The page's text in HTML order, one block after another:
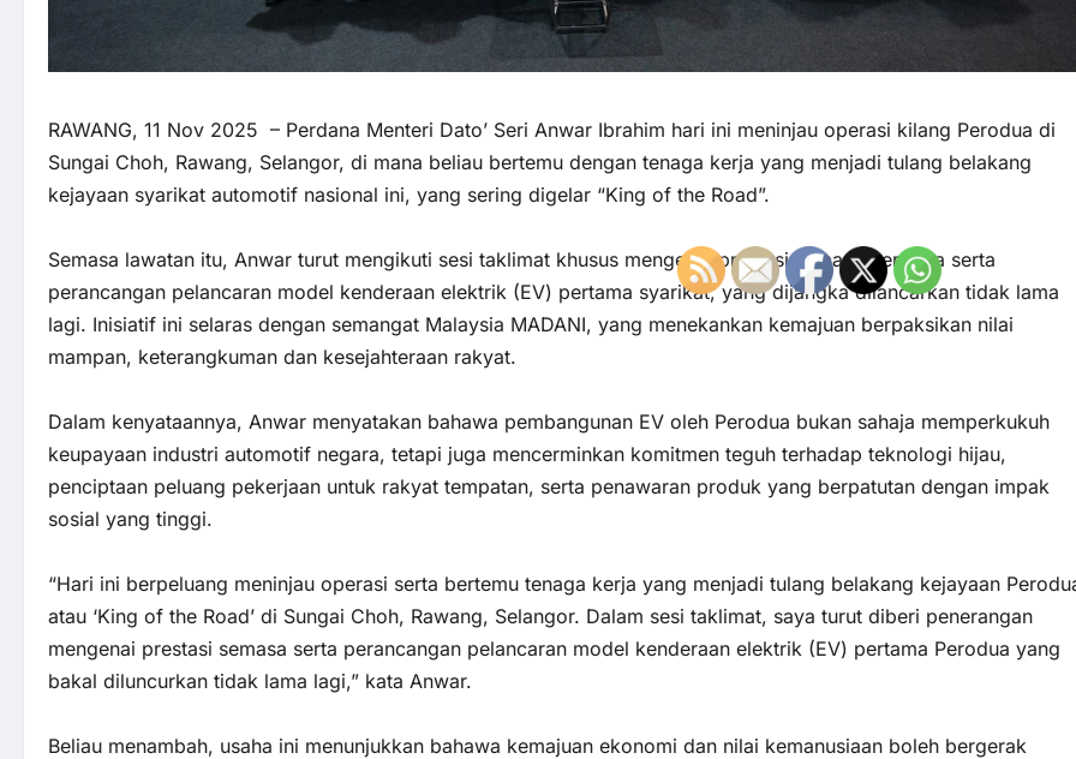
RAWANG, 11 Nov 2025 – Perdana Menteri Dato’ Seri Anwar Ibrahim hari ini meninjau operasi kilang Perodua di
Sungai Choh, Rawang, Selangor, di mana beliau bertemu dengan tenaga kerja yang menjadi tulang belakang
kejayaan syarikat automotif nasional ini, yang sering digelar “King of the Road”.
Semasa lawatan itu, Anwar turut mengikuti sesi taklimat khusus mengenai prestasi semasa Perodua serta
perancangan pelancaran model kenderaan elektrik (EV) pertama syarikat, yang dijangka dilancarkan tidak lama
lagi. Inisiatif ini selaras dengan semangat Malaysia MADANI, yang menekankan kemajuan berpaksikan nilai
mampan, keterangkuman dan kesejahteraan rakyat.
Dalam kenyataannya, Anwar menyatakan bahawa pembangunan EV oleh Perodua bukan sahaja memperkukuh
keupayaan industri automotif negara, tetapi juga mencerminkan komitmen teguh terhadap teknologi hijau,
penciptaan peluang pekerjaan untuk rakyat tempatan, serta penawaran produk yang berpatutan dengan impak
sosial yang tinggi.
“Hari ini berpeluang meninjau operasi serta bertemu tenaga kerja yang menjadi tulang belakang kejayaan
atau ‘King of the Road’ di Sungai Choh, Rawang, Selangor. Dalam sesi taklimat, saya turut diberi penerangan
mengenai prestasi semasa serta perancangan pelancaran model kenderaan elektrik (EV) pertama Perodua yang
bakal diluncurkan tidak lama lagi,” kata Anwar.
Beliau menambah, usaha ini menunjukkan bahawa kemajuan ekonomi dan nilai kemanusiaan boleh bergerak